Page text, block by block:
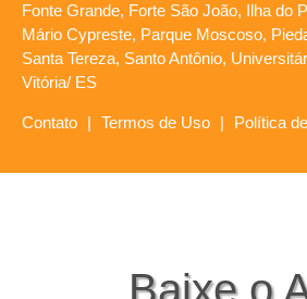
Fonte Grande, Forte São João, Ilha do
Mário Cypreste, Parque Moscoso,
Santa Tereza, Santo Antônio,
Vitória/ ES
Contato | Termos de Uso | Política